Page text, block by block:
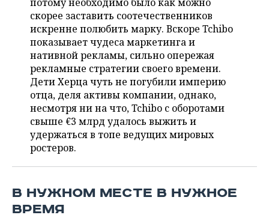
ВОЛЕЙБОЛ
КИБЕРСПОРТ
ФИГУРНОЕ КАТАНИЕ
ВОДНЫЕ ВИДЫ СПОРТА
ХОККЕЙ С МЯЧОМ
ИСТОРИЯ
КУЛЬТУРА
МЕДИЦИНА
ОБРАЗОВАНИЕ
ПРОИСШЕСТВИЯ
СПИСОК ПЕРСОН
СПИСОК КОМПАНИЙ
ПОЛНАЯ ВЕРСИЯ
скорее заставить соотечественников
искренне полюбить марку. Вскоре Tchibo
показывает чудеса маркетинга и
нативной рекламы, сильно опережая
рекламные стратегии своего времени.
Дети Херца чуть не погубили империю
отца, деля активы компании, однако,
несмотря ни на что, Tchibo с оборотами
свыше €3 млрд удалось выжить и
удержаться в топе ведущих мировых
ростеров.
В НУЖНОМ МЕСТЕ В НУЖНОЕ
ВРЕМЯ